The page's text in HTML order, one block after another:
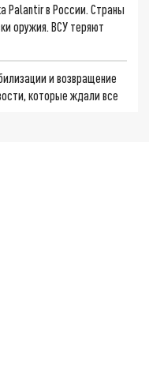
Palantir в России. Страны
оружия. ВСУ теряют
и возвращение
которые ждали все